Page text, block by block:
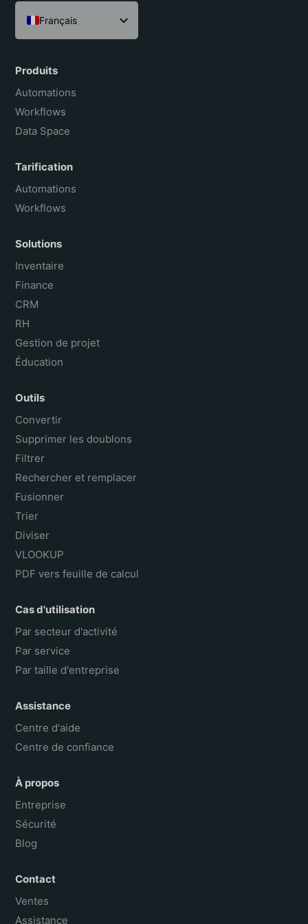
Français
English
Español
Português do Brasil
Produits
Automations
Workflows
Data Space
Tarification
Automations
Workflows
Solutions
Inventaire
Finance
CRM
RH
Gestion de projet
Éducation
Outils
Convertir
Supprimer les doublons
Filtrer
Rechercher et remplacer
Fusionner
Trier
Diviser
VLOOKUP
PDF vers feuille de calcul
Cas d'utilisation
Par secteur d'activité
Par service
Par taille d'entreprise
Assistance
Centre d'aide
Centre de confiance
À propos
Entreprise
Sécurité
Blog
Contact
Ventes
Assistance